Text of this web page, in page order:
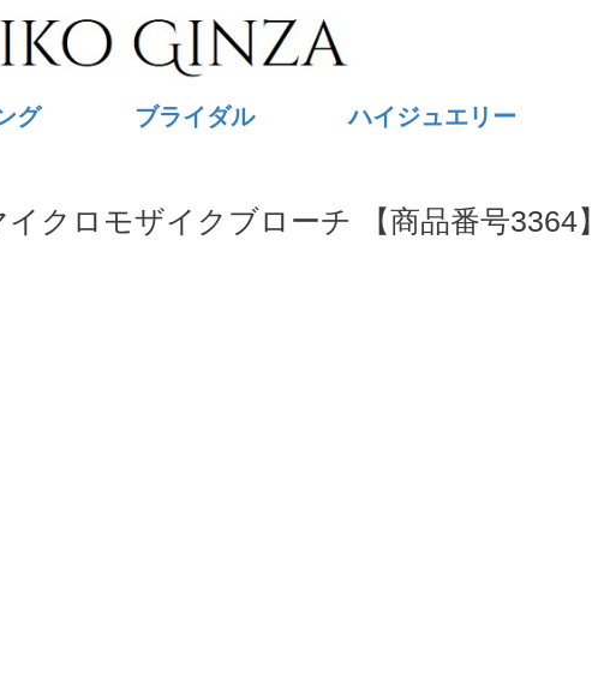
グ ブライダル ハイジュエリー
クロモザイクブローチ 【商品番号3364】